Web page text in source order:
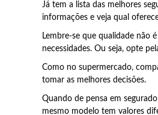
Já tem a lista das melhores
informações e veja qual
Lembre-se que qualidade não
necessidades. Ou seja, opte
Como no supermercado,
tomar as melhores decisões.
Quando de pensa em
mesmo modelo tem valores